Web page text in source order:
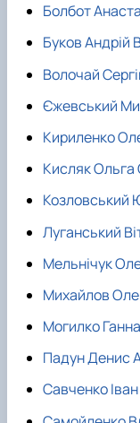
Болбот
Буков Андрій
Волочай
Єжевський
Кириленко
Кисляк Ольга
Козловський
Луганський
Мельнічук
Михайлов
Могилко
Падун Денис
Савченко